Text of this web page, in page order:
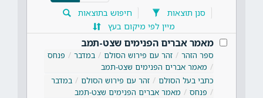
סנן תוצאות
חיפוש בתוצאות
מיין לפי מיקום בעץ
מאמר אברים הפנימים שצט-תמב
ספר הזהר זהר עם פירוש הסולם במדבר
פנחס
מאמר אברים הפנימים שצט-תמב
כתבי בעל הסולם
זהר עם פירוש הסולם
במדבר
פנחס
מאמר אברים הפנימים שצט-תמב